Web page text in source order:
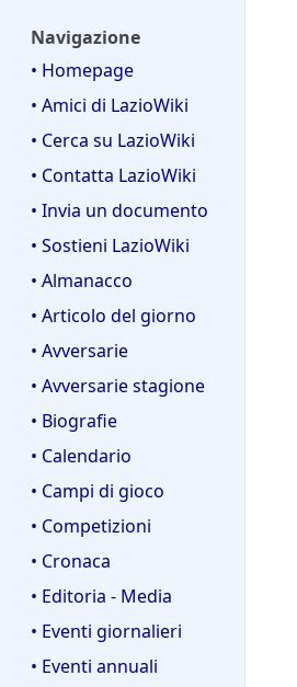
Navigazione
• Homepage
• Amici di LazioWiki
• Cerca su LazioWiki
• Contatta LazioWiki
• Invia un documento
• Sostieni LazioWiki
• Almanacco
• Articolo del giorno
• Avversarie
• Avversarie stagione
• Biografie
• Calendario
• Campi di gioco
• Competizioni
• Cronaca
• Editoria - Media
• Eventi giornalieri
• Eventi annuali